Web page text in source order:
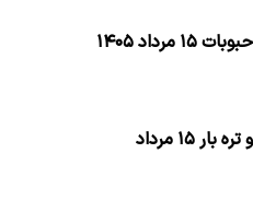
مرداد ۱۴۰۵
قیمت میوه و تره بار ۱۵ مرداد